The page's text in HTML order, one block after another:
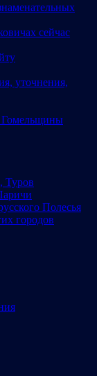
сейчас
уточнения,
Гомельщины
Туров
Полесья
городов